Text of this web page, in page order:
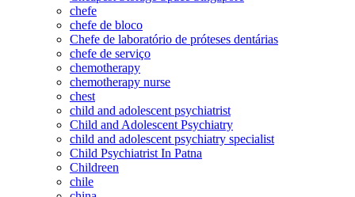
chefe
chefe de bloco
Chefe de laboratório de próteses dentárias
chefe de serviço
chemotherapy
chemotherapy nurse
chest
child and adolescent psychiatrist
Child and Adolescent Psychiatry
child and adolescent psychiatry specialist
Child Psychiatrist In Patna
Childreen
chile